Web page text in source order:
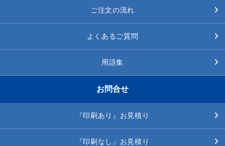
ご注文の流れ
よくあるご質問
用語集
お問合せ
『印刷あり』お見積り
『印刷なし』お見積り